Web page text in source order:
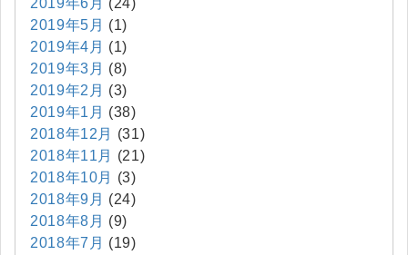
2019年5月 (1)
2019年4月 (1)
2019年3月 (8)
2019年2月 (3)
2019年1月 (38)
2018年12月
(31)
2018年11月
(21)
2018年10月
(3)
2018年9月 (24)
2018年8月 (9)
2018年7月 (19)